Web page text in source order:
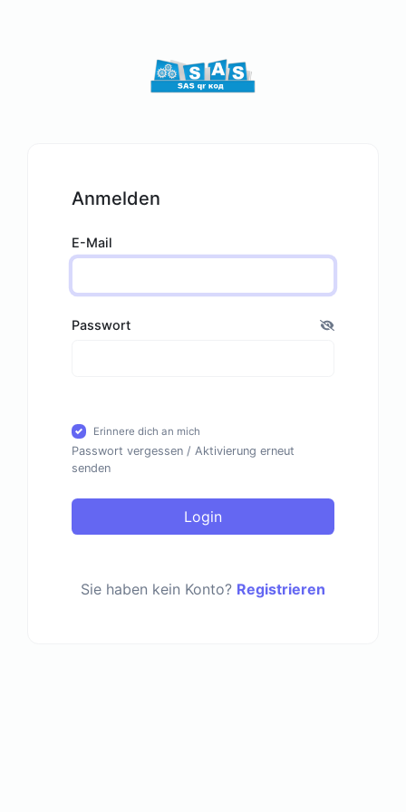
Anmelden
E-Mail
Passwort
Erinnere dich an mich
Passwort vergessen / Aktivierung erneut
senden
Login
Sie haben kein Konto? Registrieren